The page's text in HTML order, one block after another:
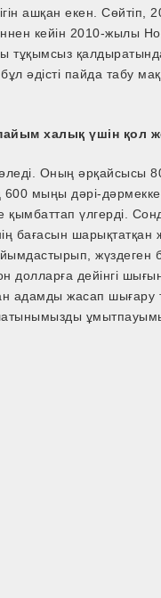
ашқан екен. Сөйтіп,
кейін 2010­-жылы
әдісті пайда табу
халық үшін қол
Оның әрқайсысы
мыңы дәрі-дәрмекке
қымбаттап үлгерді.
бағасын
жүздеген
долларға дейінгі
адамды жасап шығару